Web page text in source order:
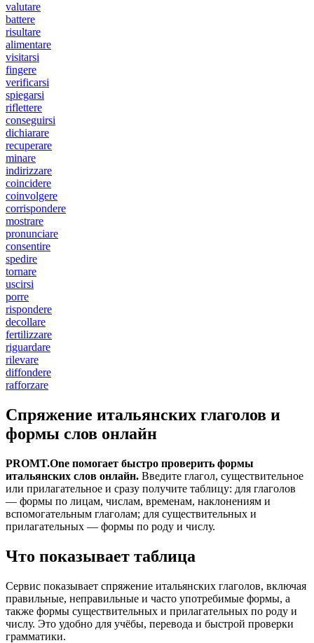
valutare
battere
risultare
alimentare
visitarsi
fingere
verificarsi
spiegarsi
riflettere
conseguirsi
dichiarare
recuperare
minare
indirizzare
coincidere
coinvolgere
corrispondere
mostrare
pronunciare
consentire
spedire
tornare
uscirsi
porre
rispondere
decollare
fertilizzare
riguardare
rilevare
diffondere
rafforzare
Спряжение итальянских глаголов и
формы слов онлайн
PROMT.One помогает быстро проверить формы
итальянских слов онлайн. Введите глагол, существительное
или прилагательное и сразу получите таблицу: для глаголов
— формы по лицам, числам, временам, наклонениям и
вспомогательным глаголам; для существительных и
прилагательных — формы по роду и числу.
Что показывает таблица
Сервис показывает спряжение итальянских глаголов, включая
правильные, неправильные и часто употребимые формы, а
также формы существительных и прилагательных по роду и
числу. Это удобно для учёбы, перевода и быстрой проверки
грамматики.